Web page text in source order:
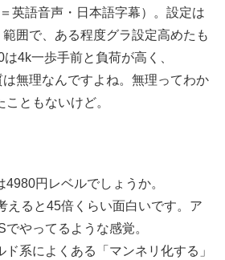
英語音声・日本語字幕）。設定は
囲で、ある程度グラ設定高めたも
4k一歩手前と負荷が高く、
無理なんですよね。無理ってわか
ともないけど。
4980円レベルでしょうか。
えると45倍くらい面白いです。ア
やってるような感覚。
系によくある「マンネリ化する」